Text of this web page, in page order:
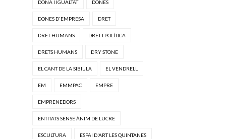
DONA I IGUALTAT DONES
DONES D'EMPRESA DRET
DRET HUMANS DRET I POLÍTICA
DRETS HUMANS DRY STONE
EL CANT DE LA SIBIL·LA EL VENDRELL
EM EMMPAC EMPRE
EMPRENEDORS
ENTITATS SENSE ÀNIM DE LUCRE
ESCULTURA ESPAI D'ART LES QUINTANES